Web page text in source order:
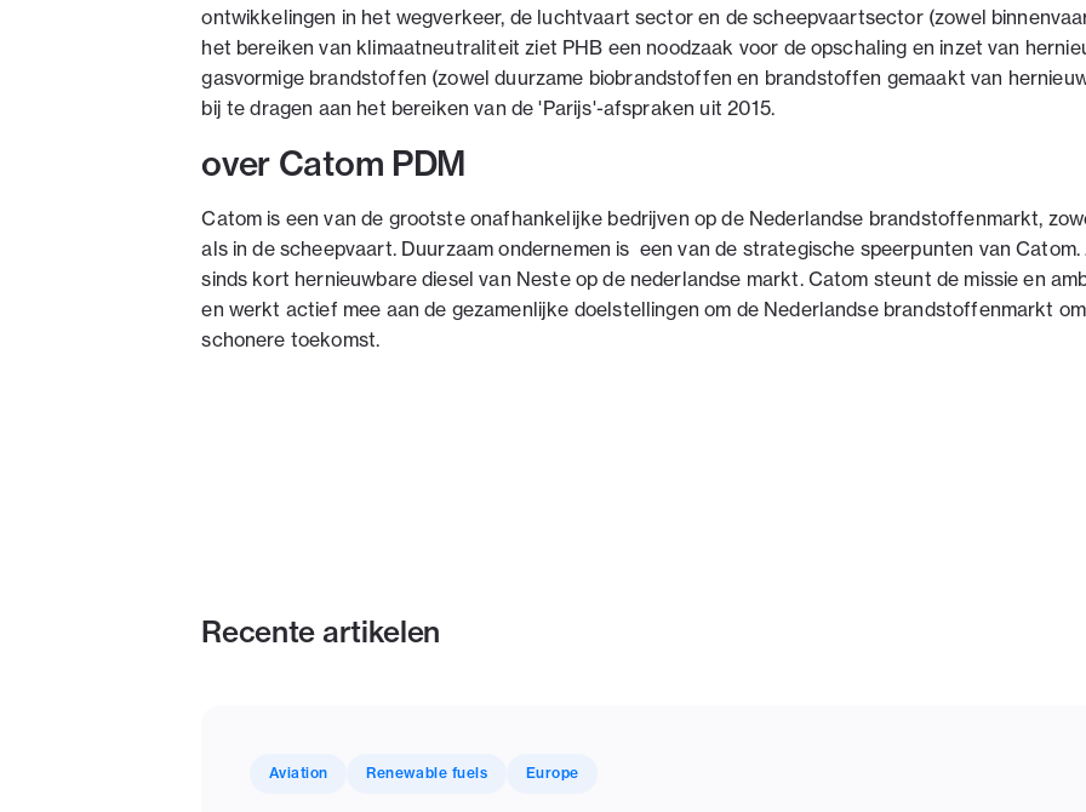
ontwikkelingen in het wegverkeer, de luchtvaart sector en de scheepvaartsector (zowel
het bereiken van klimaatneutraliteit ziet PHB een noodzaak voor de opschaling en inzet van
gasvormige brandstoffen (zowel duurzame biobrandstoffen en brandstoffen gemaakt van
bij te dragen aan het bereiken van de 'Parijs'-afspraken uit 2015.
over Catom PDM
Catom is een van de grootste onafhankelijke bedrijven op de Nederlandse brandstoffenmarkt,
als in de scheepvaart. Duurzaam ondernemen is een van de strategische speerpunten van
sinds kort hernieuwbare diesel van Neste op de nederlandse markt. Catom steunt de missie en
en werkt actief mee aan de gezamenlijke doelstellingen om de Nederlandse brandstoffenmarkt
schonere toekomst.
Recente artikelen
Aviation Renewable fuels Europe